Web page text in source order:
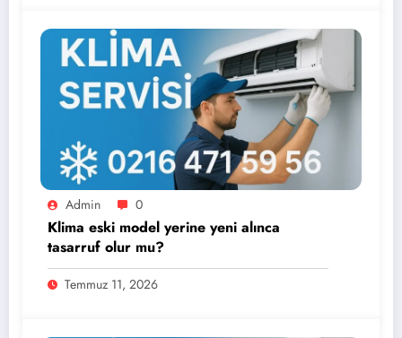
Admin 0
Klima eski model yerine yeni alınca
tasarruf olur mu?
Temmuz 11, 2026